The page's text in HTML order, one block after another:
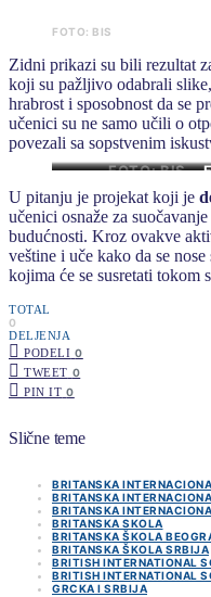
FOTO: BIS
Zidni prikazi su bili rezultat
koji su pažljivo odabrali
hrabrost i sposobnost da se
učenici su ne samo učili o
povezali sa sopstvenim
FOTO: BIS
U pitanju je projekat koji je
učenici osnaže za
budućnosti. Kroz ovakve
veštine i uče kako da se
kojima će se susretati tokom
TOTAL
0
DELJENJA
PODELI 0
TWEET 0
PIN IT 0
Slične teme
BRITANSKA
BRITANSKA
BRITANSKA
BRITANSKA SKOLA
BRITANSKA ŠKOLA
BRITANSKA ŠKOLA SRBIJA
BRITISH INTERNATIONAL
BRITISH INTERNATIONAL
GRCKA I SRBIJA